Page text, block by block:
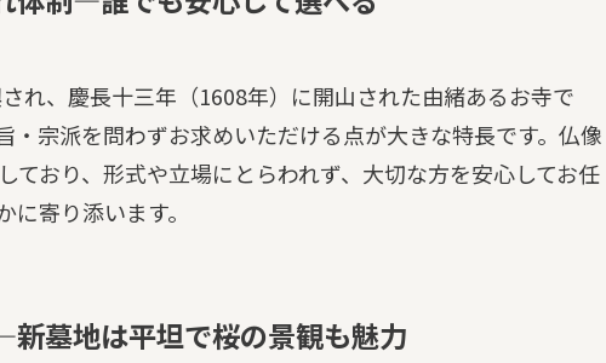
れ、慶長十三年（1608年）に開山された由緒あるお寺で
・宗派を問わずお求めいただける点が大きな特長です。仏像
ており、形式や立場にとらわれず、大切な方を安心してお任
寄り添います。
墓地は平坦で桜の景観も魅力